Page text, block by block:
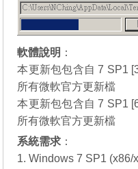
軟體說明 ：
本更新包包含自 7 SP1
所有微軟官方更新檔
本更新包包含自 7 SP1
所有微軟官方更新檔
系統需求 ：
1. Windows 7 SP1 (x86/